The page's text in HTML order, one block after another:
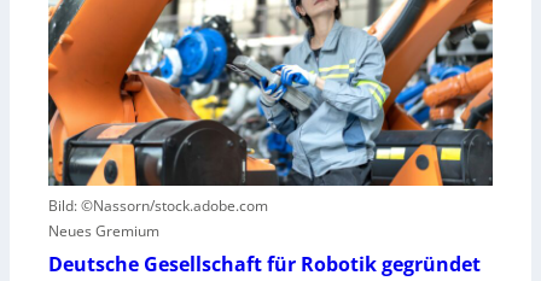
u
n
u
t
z
e
n
e
u
e
r
u
n
g
s
s
z
e
n
t
r
u
m
f
ü
Bild: ©Nassorn/stock.adobe.com
Neues Gremium
Deutsche Gesellschaft für Robotik gegründet